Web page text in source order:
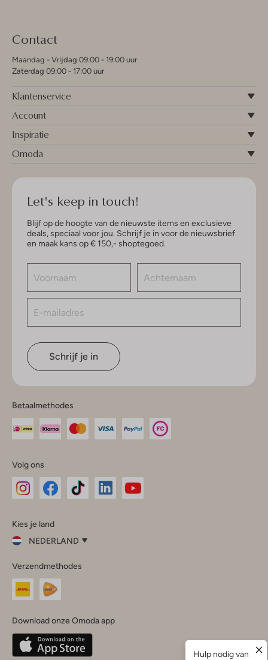
Contact
Maandag - Vrijdag 09:00 - 19:00 uur
Zaterdag 09:00 - 17:00 uur
Klantenservice
Account
Inspiratie
Omoda
Let's keep in touch!
Blijf op de hoogte van de nieuwste items en exclusieve
deals, speciaal voor jou. Schrijf je in voor de nieuwsbrief
en maak kans op € 150,- shoptegoed.
Schrijf je in
Betaalmethodes
Volg ons
InstagramFacebook
Kies je land
NEDERLAND
je
land
Nederland
Belgique(Français)
Deutschland
Verzendmethodes
Download onze Omoda app